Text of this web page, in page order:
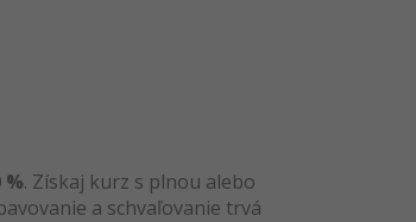
%. Získaj kurz s plnou alebo
a schvaľovanie trvá